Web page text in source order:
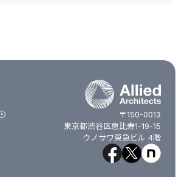
〒150-0013
東京都渋谷区恵比寿1-19-15
ウノサワ東急ビル 4階